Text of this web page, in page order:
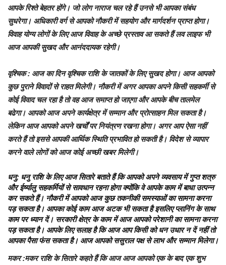
आपके रिश्ते बेहतर होंगे। जो लोग नाराज चल रहे हैं उनसे भी आपका संबंध
सुधरेगा। अधिकारी वर्ग से आपको नौकरी में सहयोग और मार्गदर्शन प्राप्त होगा।
विवाह योग्य लोगों के लिए आज विवाह के अच्छे प्रस्ताव आ सकते हैं लव लाइफ भी
आज आपकी सुखद और आनंददायक रहेगी।
वृश्चिक: आज का दिन वृश्चिक राशि के जातकों के लिए सुखद होगा। आज आपको
कुछ पुराने विवादों से राहत मिलेगी। नौकरी में अगर आपका अपने किसी सहकर्मी से
कोई विवाद चल रहा है तो वह आज समाप्त हो जाएगा और आपके बीच तालमेल
बढेगा। आपको आज अपने कार्यक्षेत्र में सम्मान और प्रोत्साहन मिल सकता है।
लेकिन आज आपको अपने खर्चों पर नियंत्रण रखना होगा। अगर आप ऐसा नहीं
करते हैं तो इससे आपकी आर्थिक स्थिति प्रभावित हो सकती है। विदेश से व्यापार
करने वाले लोगों को आज कोई अच्छी खबर मिलेगी।
धनु: धनु राशि के लिए आज सितारे बताते हैं कि आपको अपने व्यवसाय में गुप्त शत्रु
और ईर्ष्यालु सहकर्मियों से सावधान रहना होगा क्योंकि वे आपके काम में बाधा उत्पन्न
कर सकते हैं। नौकरी में आपको आज कुछ तकनीकी समस्याओं का सामना करना
पड़ सकता है। आपका कोई काम आज अटक भी सकता है इसलिए प्लानिंग के साथ
काम पर ध्यान दें। सरकारी क्षेत्र के काम में आज आपको परेशानी का सामना करना
पड़ सकता है। आपके लिए सलाह है कि आज आप किसी को धन उधार न दें नहीं तो
आपका पैसा फंस सकता है। आज आपको ससुराल पक्ष से लाभ और सम्मान मिलेगा।
मकर:मकर राशि के सितारे कहते हैं कि आज आज आपको एक के बाद एक शुभ